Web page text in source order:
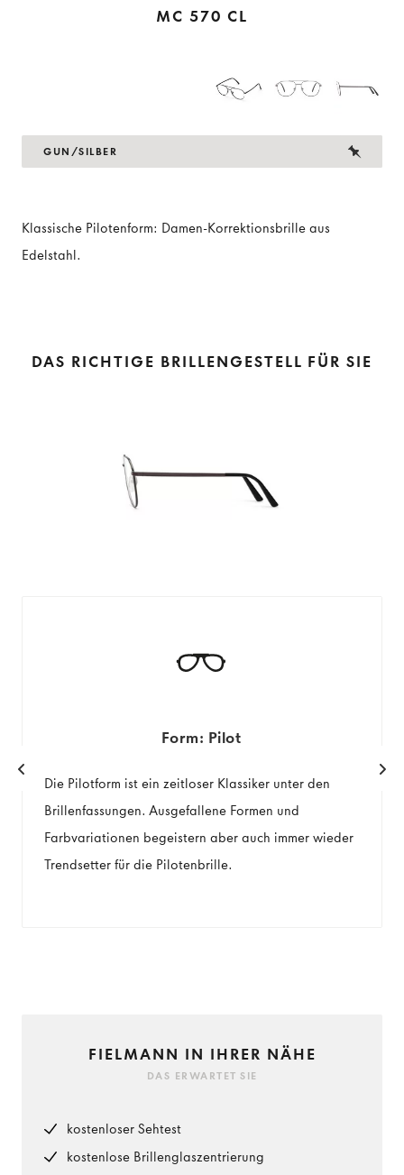
MC 570 CL
GUN/SILBER
Klassische Pilotenform: Damen-Korrektionsbrille aus
Edelstahl.
DAS RICHTIGE BRILLENGESTELL FÜR SIE
Form: Pilot
Die Pilotform ist ein zeitloser Klassiker unter den
Brillenfassungen. Ausgefallene Formen und
Farbvariationen begeistern aber auch immer wieder
Trendsetter für die Pilotenbrille.
FIELMANN IN IHRER NÄHE
DAS ERWARTET SIE
kostenloser Sehtest
kostenlose Brillenglaszentrierung